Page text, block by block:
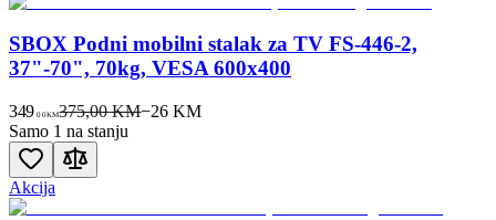
SBOX Podni mobilni stalak za TV FS-446-2,
37"-70", 70kg, VESA 600x400
349 00KM375,00 KM−26 KM
Samo 1 na stanju
Akcija